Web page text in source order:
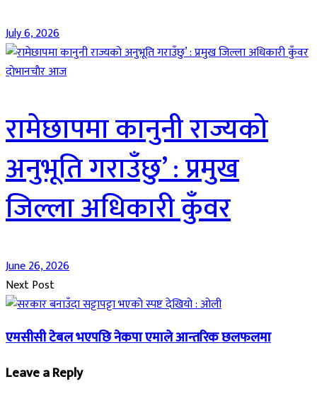
July 6, 2026
दाेभानचाैर आज
रामेछापमा कानुनी राज्यको
अनुभूति गराउँछु’ : प्रमुख
जिल्ला अधिकारी कुँवर
June 26, 2026
Next Post
एमसीसी टेबल भएपछि नेकपा एमाले आन्तरिक छलफलमा
Leave a Reply